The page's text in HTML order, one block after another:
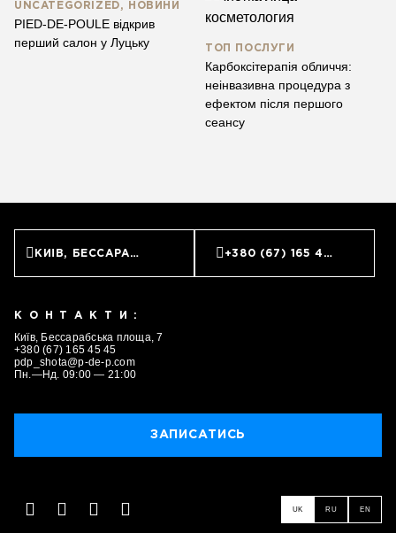
UNCATEGORIZED, НОВИНИ
PIED-DE-POULE відкрив
перший салон у Луцьку
ТОП ПОСЛУГИ
Карбоксітерапія обличчя:
неінвазивна процедура з
ефектом після першого
сеансу
КИЇВ, БЕССАРАБСЬКА ПЛОЩА, 7 +380 (67) 165 45 45
КОНТАКТИ:
Київ, Бессарабська площа, 7
+380 (67) 165 45 45
pdp_shota@p-de-p.com
Пн.—Нд. 09:00 — 21:00
ЗАПИСАТИСЬ
UK RU EN